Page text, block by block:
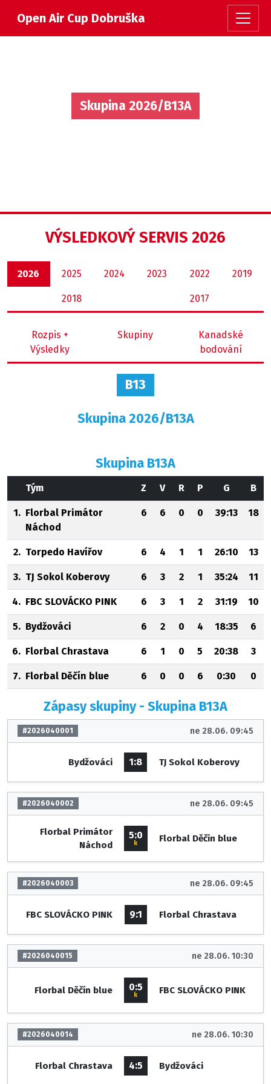
Open Air Cup Dobruška
Skupina 2026/B13A
VÝSLEDKOVÝ SERVIS 2026
2026 2025 2024 2023 2022 2019
2018 2017
Rozpis +
Výsledky
Skupiny
Kanadské
bodování
B13
Skupina 2026/B13A
Skupina B13A
Tým Z V R P G B
1. Florbal Primátor
Náchod
6 6 0 0 39:13 18
2. Torpedo Havířov 6 4 1 1 26:10 13
3. TJ Sokol Koberovy 6 3 2 1 35:24 11
4. FBC SLOVÁCKO PINK 6 3 1 2 31:19 10
5. Bydžováci 6 2 0 4 18:35 6
6. Florbal Chrastava 6 1 0 5 20:38 3
7. Florbal Děčín blue 6 0 0 6 0:30 0
Zápasy skupiny - Skupina B13A
#2026040001 ne 28.06. 09:45
Bydžováci 1:8 TJ Sokol Koberovy
#2026040002 ne 28.06. 09:45
Florbal Primátor
Náchod
5:0
k Florbal Děčín blue
#2026040003 ne 28.06. 09:45
FBC SLOVÁCKO PINK 9:1 Florbal Chrastava
#2026040015 ne 28.06. 10:30
Florbal Děčín blue 0:5
k FBC SLOVÁCKO PINK
#2026040014 ne 28.06. 10:30
Florbal Chrastava 4:5 Bydžováci